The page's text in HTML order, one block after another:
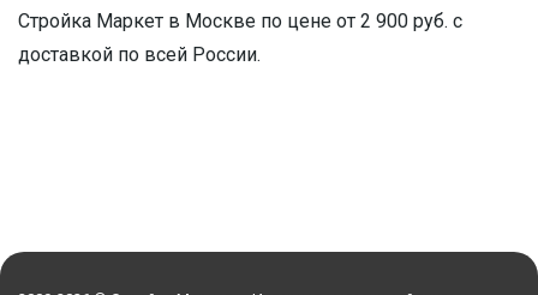
Стройка Маркет в Москве по цене от 2 900 руб. с
доставкой по всей России.